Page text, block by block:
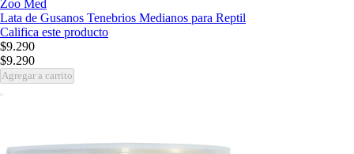
Zoo Med
Lata de Gusanos Tenebrios Medianos para Reptil
Califica este producto
$9.290
$9.290
Agregar a carrito